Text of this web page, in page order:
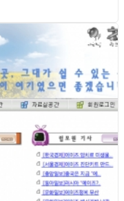
2018년